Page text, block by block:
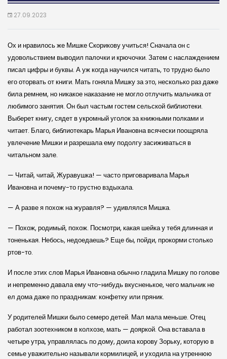
27.09.2023
Ох и нравилось же Мишке Скорикову учиться! Сначала он с
удовольствием выводил палочки и крючочки. Затем с наслаждением
писал цифры и буквы. А уж когда научился читать, то трудно было
его оторвать от книги. Мать гоняла Мишку за это, несколько раз даже
била ремнем, но никакое наказание не могло отлучить мальчика от
любимого занятия. Он был частым гостем сельской библиотеки.
Выберет книгу, сядет в укромный уголок за книжными полками и
читает. Благо, библиотекарь Марья Ивановна всячески поощряла
увлечение Мишки и разрешала ему подолгу засиживаться в
читальном зале.
— Читай, читай, Журавушка! — часто приговаривала Марья
Ивановна и почему-то грустно вздыхала.
— А разве я похож на журавля? — удивлялся Мишка.
— Похож, родимый, похож. Посмотри, какая шейка у тебя длинная и
тоненькая. Небось, недоедаешь? Еще бы, пойди, прокорми столько
ртов-то.
И после этих слов Марья Ивановна обычно гладила Мишку по голове
и непременно давала ему что-нибудь вкусненькое, чего мальчик не
ел дома даже по праздникам: конфетку или пряник.
У родителей Мишки было семеро детей. Мал мала меньше. Отец
работал зоотехником в колхозе, мать — дояркой. Она вставала в
четыре утра, управлялась по дому, доила корову Зорьку, которую в
семье уважительно называли кормилицей, и уходила на утреннюю